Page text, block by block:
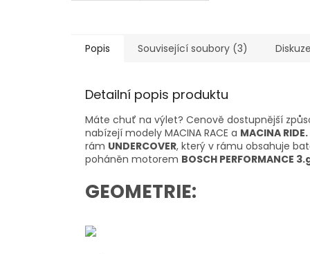
Popis Související soubory (3) Diskuze
Detailní popis produktu
Máte chuť na výlet? Cenově dostupnější
nabízejí modely MACINA RACE a MACINA RIDE.
rám UNDERCOVER, který v rámu obsahuje
poháněn motorem BOSCH PERFORMANCE
GEOMETRIE: